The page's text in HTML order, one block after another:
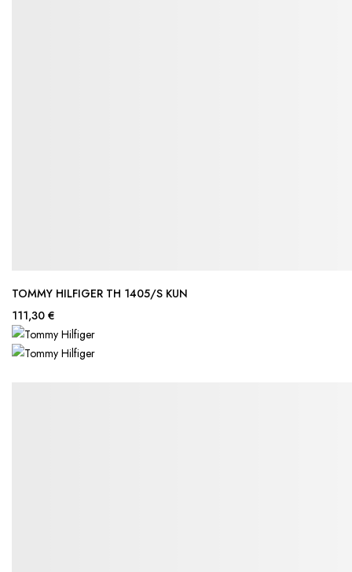
TOMMY HILFIGER TH 1405/S KUN
111,30 €